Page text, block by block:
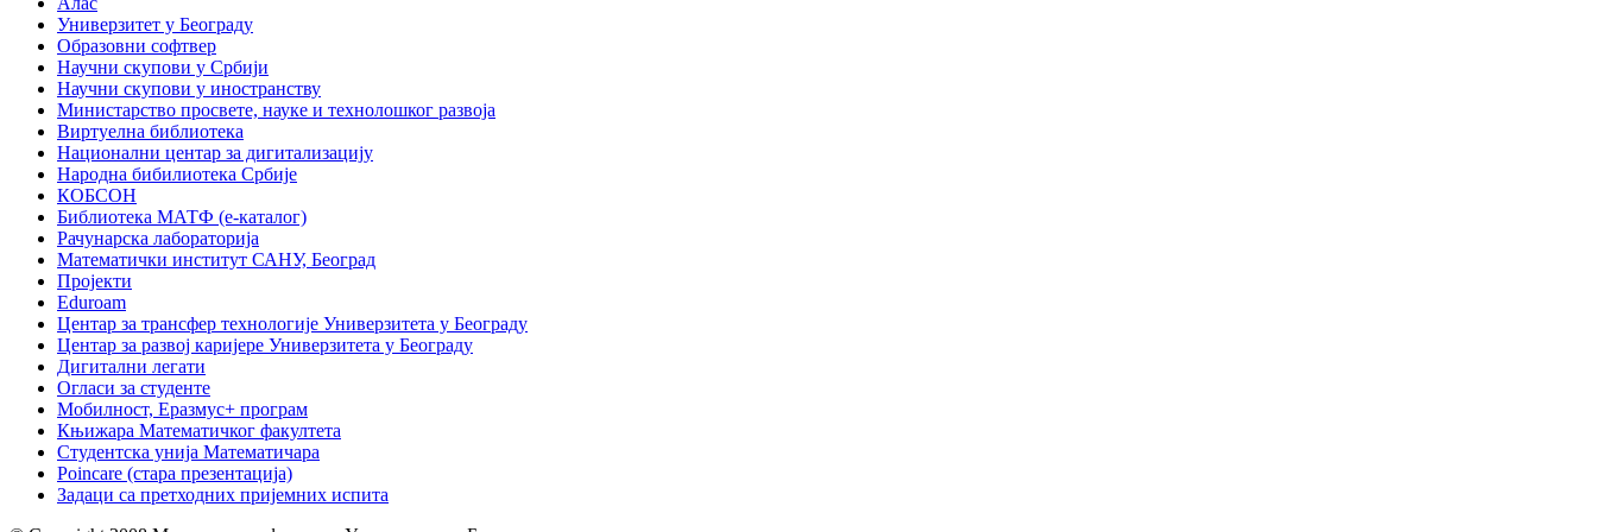
Универзитет у Београду
Образовни софтвер
Научни скупови у Србији
Научни скупови у иностранству
Министарство просвете, науке и технолошког развоја
Виртуелна библиотека
Национални центар за дигитализацију
Народна бибилиотека Србије
КОБСОН
Библиотека МАТФ (е-каталог)
Рачунарска лабораторија
Математички институт САНУ, Београд
Пројекти
Eduroam
Центар за трансфер технологије Универзитета у Београду
Центар за развој каријере Универзитета у Београду
Дигитални легати
Огласи за студенте
Мобилност, Еразмус+ програм
Књижара Математичког факултета
Студентска унија Математичара
Poincare (стара презентација)
Задаци са претходних пријемних испита